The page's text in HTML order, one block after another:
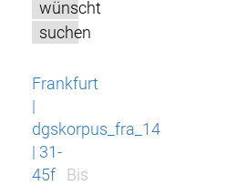
wünscht
suchen
Frankfurt
|
dgskorpus_fra_14
| 31-
45f
Bis